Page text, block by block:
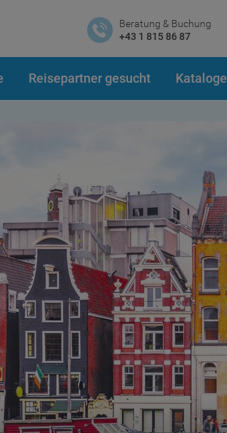
Beratung & Buchung
+43 1 815 86 87
Reisepartner gesucht Kataloge